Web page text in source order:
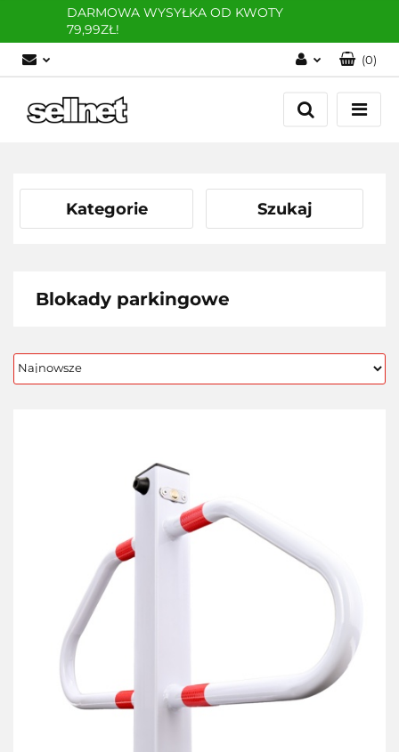
DARMOWA WYSYŁKA OD KWOTY
79,99ZŁ!
Zaloguj się
Zarejestruj się
(0)
Kategorie Szukaj
Blokady parkingowe